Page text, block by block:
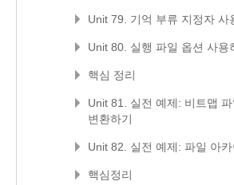
Unit 79. 기억 부류 지정자 사
Unit 80. 실행 파일 옵션 사용
핵심 정리
Unit 81. 실전 예제: 비트맵
변환하기
Unit 82. 실전 예제: 파일 아
핵심정리